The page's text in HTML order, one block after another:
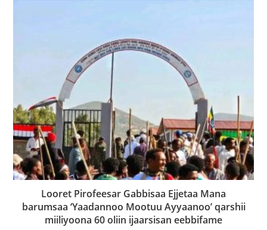
Looret Pirofeesar Gabbisaa Ejjetaa Mana
barumsaa ‘Yaadannoo Mootuu Ayyaanoo’ qarshii
miiliyoona 60 oliin ijaarsisan eebbifame